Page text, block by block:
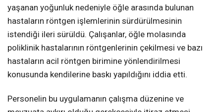
yaşanan yoğunluk nedeniyle öğle arasında bulunan
hastaların röntgen işlemlerinin sürdürülmesinin
istendiği ileri sürüldü. Çalışanlar, öğle molasında
poliklinik hastalarının röntgenlerinin çekilmesi ve bazı
hastaların acil röntgen birimine yönlendirilmesi
konusunda kendilerine baskı yapıldığını iddia etti.
Personelin bu uygulamanın çalışma düzenine ve